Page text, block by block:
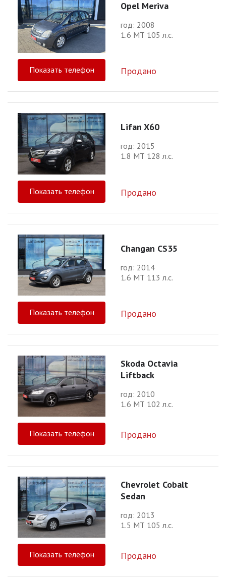
Opel Meriva
год: 2008
1.6 МТ 105 л.с.
Показать телефон Продано
Lifan X60
год: 2015
1.8 МТ 128 л.с.
Показать телефон Продано
Changan CS35
год: 2014
1.6 МТ 113 л.с.
Показать телефон Продано
Skoda Octavia
Liftback
год: 2010
1.6 МТ 102 л.с.
Показать телефон Продано
Chevrolet Cobalt
Sedan
год: 2013
1.5 МТ 105 л.с.
Показать телефон Продано